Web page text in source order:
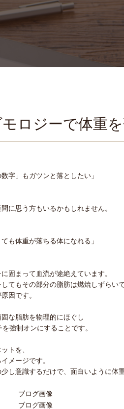
ロジーで体重
字」もガツンと落としたい」
に思う方もいるかもしれません。
も体重が落ちる体になれる」
固まって血流が途絶えています。
てもその部分の脂肪は燃焼しずらいで
因です。
な脂肪を物理的にほぐし
強制オンにすることです。
トを、
メージです。
し意識するだけで、面白いように体